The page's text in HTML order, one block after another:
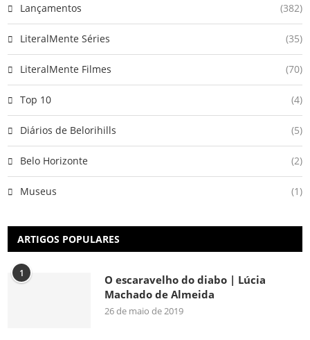
Lançamentos (382)
LiteralMente Séries (35)
LiteralMente Filmes (70)
Top 10 (4)
Diários de Belorihills (5)
Belo Horizonte (2)
Museus (1)
ARTIGOS POPULARES
1
O escaravelho do diabo | Lúcia
Machado de Almeida
26 de maio de 2019